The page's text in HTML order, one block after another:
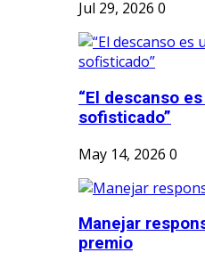
Jul 29, 2026 0
“El descanso
sofisticado”
May 14, 2026 0
Manejar
premio